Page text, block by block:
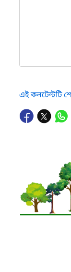
এই কনটেন্টটি